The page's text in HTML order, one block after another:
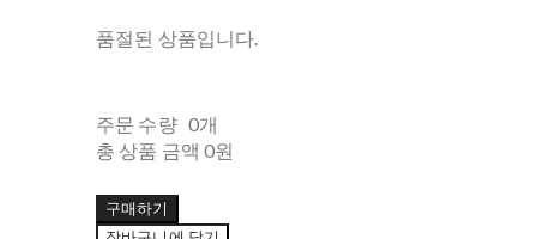
품절된 상품입니다.
주문 수량 0개
총 상품 금액 0원
구매하기